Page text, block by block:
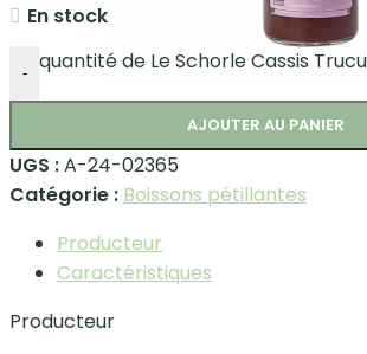
En stock
- quantité de Le Schorle Cassis
AJOUTER AU PANIER
UGS :A-24-02365
Catégorie : Boissons pétillantes
Producteur
Caractéristiques
Producteur